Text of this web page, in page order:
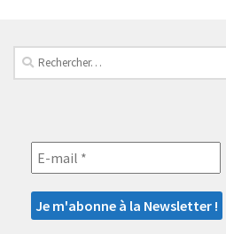
Rechercher :